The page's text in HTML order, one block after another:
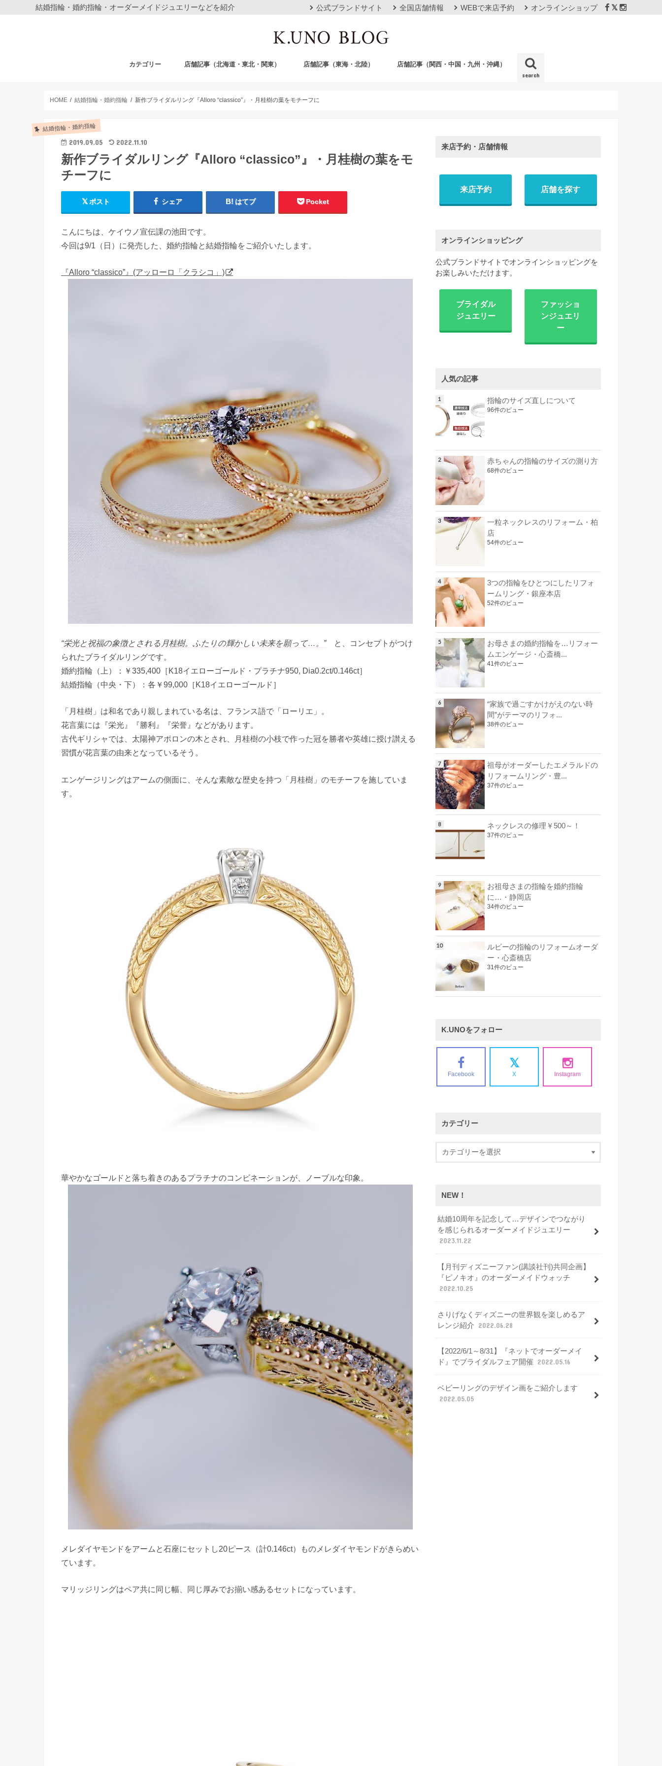
結婚指輪・婚約指輪・オーダーメイドジュエリーなどを紹介 公式ブランドサイト 全国店舗情報 WEBで来店予約 オンラインショップ
search
カテゴリー 店舗記事（北海道・東北・関東） 店舗記事（東海・北陸） 店舗記事（関西・中国・九州・沖縄）
HOME 結婚指輪・婚約指輪 新作ブライダルリング『Alloro “classico”』・月桂樹の葉をモチーフに
結婚指輪・婚約指輪
2019.09.05 2022.11.10
新作ブライダルリング『Alloro “classico”』・月桂樹の葉をモ
チーフに
ポスト シェア はてブ Pocket
こんにちは、ケイウノ宣伝課の池田です。
今回は9/1（日）に発売した、婚約指輪と結婚指輪をご紹介いたします。
『Alloro “classico”』(アッローロ「クラシコ」)
“栄光と祝福の象徴とされる月桂樹。ふたりの輝かしい未来を願って…。”と、コンセプトがつけ
られたブライダルリングです。
婚約指輪（上）：￥335,400［K18イエローゴールド・プラチナ950, Dia0.2ct/0.146ct］
結婚指輪（中央・下）：各￥99,000［K18イエローゴールド］
「月桂樹」は和名であり親しまれている名は、フランス語で「ローリエ」。
花言葉には『栄光』『勝利』『栄誉』などがあります。
古代ギリシャでは、太陽神アポロンの木とされ、月桂樹の小枝で作った冠を勝者や英雄に授け讃える
習慣が花言葉の由来となっているそう。
エンゲージリングはアームの側面に、そんな素敵な歴史を持つ「月桂樹」のモチーフを施していま
す。
華やかなゴールドと落ち着きのあるプラチナのコンビネーションが、ノーブルな印象。
メレダイヤモンドをアームと石座にセットし20ピース（計0.146ct）ものメレダイヤモンドがきらめい
ています。
マリッジリングはペア共に同じ幅、同じ厚みでお揃い感あるセットになっています。
来店予約・店舗情報
来店予約 店舗を探す
オンラインショッピング
公式ブランドサイトでオンラインショッピングを
お楽しみいただけます。
ブライダル
ジュエリー
ファッショ
ンジュエリ
ー
人気の記事
指輪のサイズ直しについて
96件のビュー
赤ちゃんの指輪のサイズの測り方
68件のビュー
一粒ネックレスのリフォーム・柏
店
54件のビュー
3つの指輪をひとつにしたリフォ
ームリング・銀座本店
52件のビュー
お母さまの婚約指輪を…リフォー
ムエンゲージ・心斎橋...
41件のビュー
“家族で過ごすかけがえのない時
間”がテーマのリフォ...
38件のビュー
祖母がオーダーしたエメラルドの
リフォームリング・豊...
37件のビュー
ネックレスの修理￥500～！
37件のビュー
お祖母さまの指輪を婚約指輪
に…・静岡店
34件のビュー
ルビーの指輪のリフォームオーダ
ー・心斎橋店
31件のビュー
K.UNOをフォロー
Facebook X Instagram
カテゴリー
NEW！
結婚10周年を記念して…デザインでつながり
を感じられるオーダーメイドジュエリー
2023.11.22
【月刊ディズニーファン(講談社刊)共同企画】
『ピノキオ』のオーダーメイドウォッチ
2022.10.25
さりげなくディズニーの世界観を楽しめるア
レンジ紹介
2022.06.28
【2022/6/1～8/31】『ネットでオーダーメイ
ド』でブライダルフェア開催
2022.05.16
ベビーリングのデザイン画をご紹介します
2022.05.05